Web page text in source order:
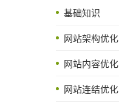
基础知识
网站架构优化
网站内容优化
网站连结优化